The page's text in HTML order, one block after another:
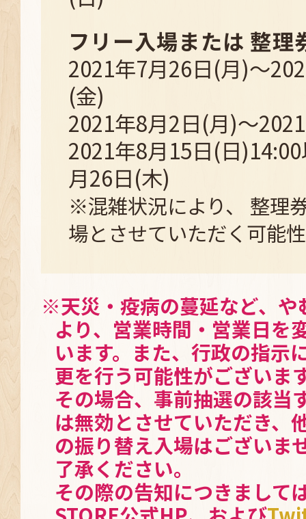
フリー入場または 整理
2021年7月26日(月)～
(金)
2021年8月2日(月)～
2021年8月15日(日
月26日(木)
※混雑状況により、 整理
場とさせていただく可能
※天災・疫病の蔓延など、や
より、営業時間・営業日を
います。また、行政の指示
更を行う可能性がございま
その場合、事前抽選の該当
は無効とさせていただき、
の振り替え入場はございま
了承ください。
その際の告知につきまして